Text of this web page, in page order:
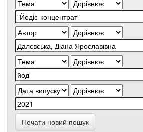
Почати новий пошук